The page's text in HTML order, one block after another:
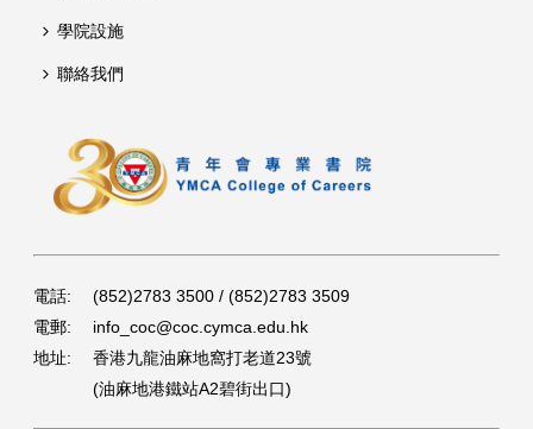
學院設施
聯絡我們
電話:
(852)2783 3500 / (852)2783 3509
電郵:
info_coc@coc.cymca.edu.hk
地址:
香港九龍油麻地窩打老道23號
(油麻地港鐵站A2碧街出口)